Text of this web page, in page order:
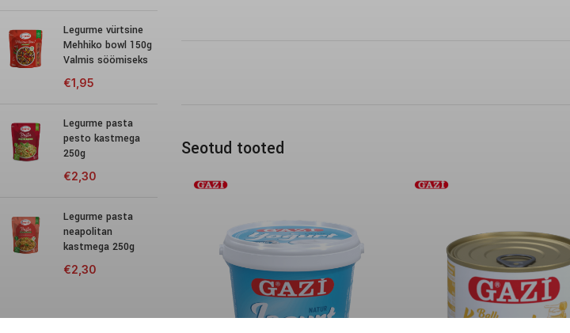
Legurme vürtsine
Mehhiko bowl 150g
Valmis söömiseks
€1,95
Legurme pasta
pesto kastmega
250g
€2,30
Legurme pasta
neapolitan
kastmega 250g
€2,30
Seotud tooted